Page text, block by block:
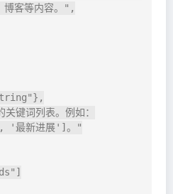
博客等内容。",
词列表。例如：
'最新进展']。"